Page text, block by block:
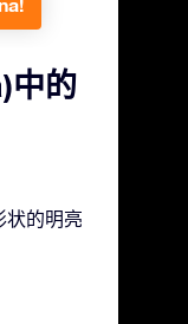
中的
状的明亮